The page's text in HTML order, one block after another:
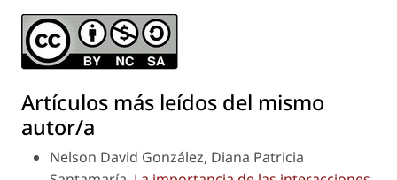
Artículos más leídos del mismo
autor/a
Nelson David González, Diana Patricia